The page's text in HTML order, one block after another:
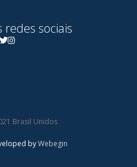
redes sociais
Brasil Unidos
byWebegin